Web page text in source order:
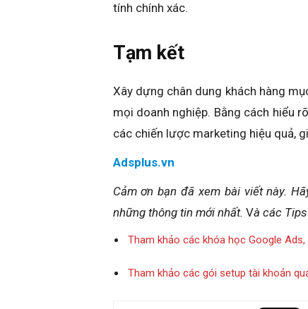
tính chính xác.
Tạm kết
Xây dựng chân dung khách hàng
mọi doanh nghiệp. Bằng cách hiểu
các chiến lược marketing hiệu quả,
Adsplus.vn
Cảm ơn bạn đã xem bài viếtnày.
những thông tin mới nhất. Và các
Tham khảo các khóa học Google
Tham khảo các gói setup tài khoản